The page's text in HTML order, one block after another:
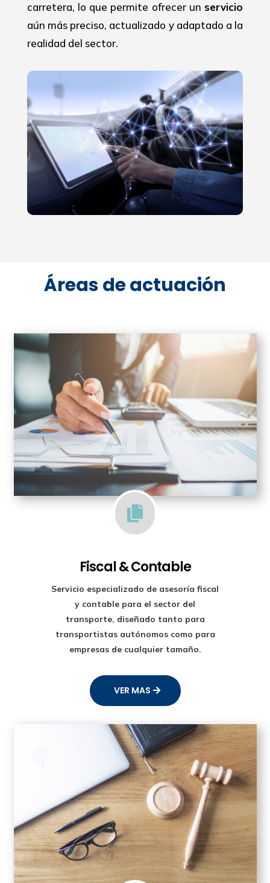
carretera, lo que permite ofrecer unservicio
aún más preciso, actualizado y adaptado a la
realidad del sector.
Áreas de actuación

Fiscal & Contable
Servicio especializado de asesoría fiscal
y contable para el sector del
transporte, diseñado tanto para
transportistas autónomos como para
empresas de cualquier tamaño.
VER MAS